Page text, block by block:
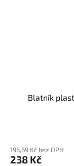
Blatník
196,69 Kč bez DPH
238 Kč